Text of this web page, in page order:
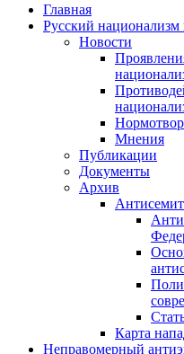
Главная
Русский национализм
Новости
Мнения
Публикации
Документы
Архив
Карта
Неправомерный